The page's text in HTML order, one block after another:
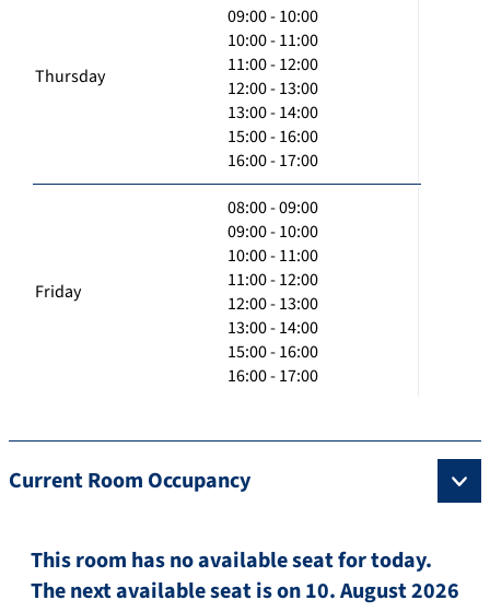
Thursday
09:00 - 10:00
10:00 - 11:00
11:00 - 12:00
12:00 - 13:00
13:00 - 14:00
15:00 - 16:00
16:00 - 17:00
Friday
08:00 - 09:00
09:00 - 10:00
10:00 - 11:00
11:00 - 12:00
12:00 - 13:00
13:00 - 14:00
15:00 - 16:00
16:00 - 17:00
Current Room Occupancy
This room has no available seat for today.
The next available seat is on 10. August 2026